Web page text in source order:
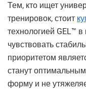
Тем, кто ищет
тренировок, стоит
технологией GEL™
чувствовать
приоритетом
станут
форму и не